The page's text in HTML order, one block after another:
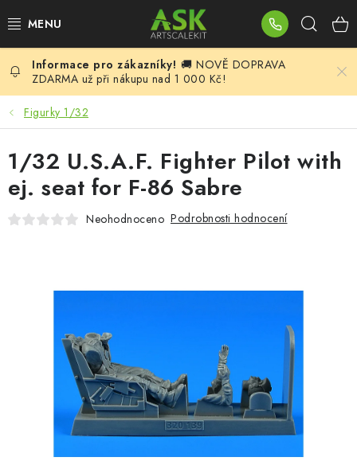
na
BLOG
SUMMER DAYS
WARHAMMER
ASK PRODUKTY
BARVY A POMŮCKY
SKY RIDERS COFFEE
🚚 NOVĚ DOPRAVA
ZDARMA už při nákupu nad 1 000 Kč!
Figurky 1/32
1/32 U.S.A.F. Fighter Pilot with
ej. seat for F-86 Sabre
Neohodnoceno Podrobnosti hodnocení